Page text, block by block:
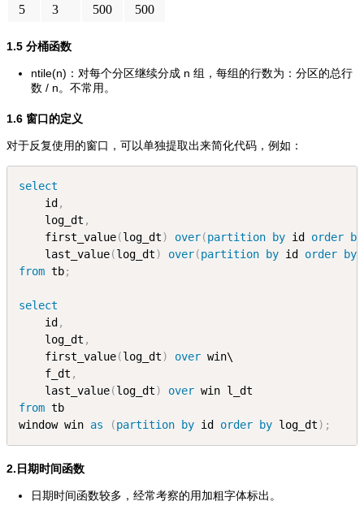
5
3 500 500
1.5 分桶函数
ntile(n)：对每个分区继续分成 n 组，每组的行数为：分区的总行
数 / n。不常用。
1.6 窗口的定义
对于反复使用的窗口，可以单独提取出来简化代码，例如：
select
    id
,
    log_dt
,
    first_value
(log_dt) over(partition by id order by
    last_value
(log_dt) over(partition by id order by
from tb;
select
    id
,
    log_dt
,
    first_value
(log_dt) over win\
    f_dt
,
    last_value
(log_dt) over win l_dt
from tb
window win as (partition by id order by log_dt) ;
2.日期时间函数
日期时间函数较多，经常考察的用加粗字体标出。